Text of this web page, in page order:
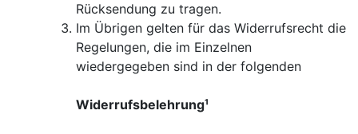
Rücksendung zu tragen.
Im Übrigen gelten für das Widerrufsrecht die
Regelungen, die im Einzelnen
wiedergegeben sind in der folgenden
Widerrufsbelehrung¹